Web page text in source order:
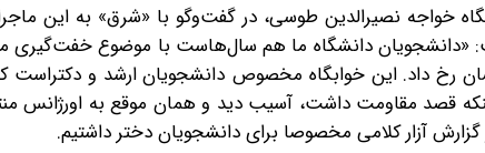
خواجه نصیرالدین طوسی، در گفت‌وگو با «شرق» به این
دانشگاه ما هم سال‌هاست با موضوع خفت‌گیری
رخ داد. این خوابگاه مخصوص دانشجویان ارشد و
قصد مقاومت داشت، آسیب دید و همان موقع به اورژانس
آزار کلامی مخصوصا برای دانشجویان دختر داشتیم.